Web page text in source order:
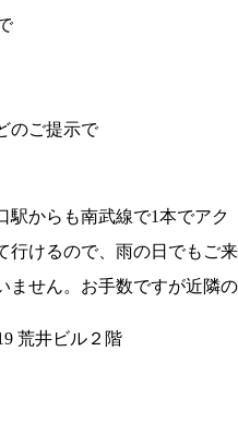
のご提示で
駅からも南武線で1本でアク
行けるので、雨の日でもご来
せん。お手数ですが近隣の
荒井ビル２階